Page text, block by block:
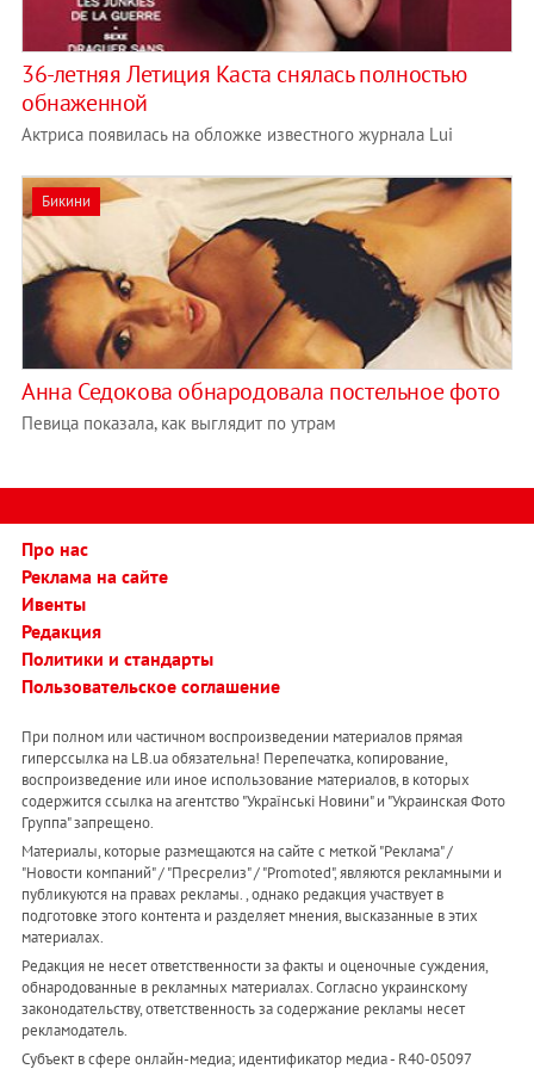
36-летняя Летиция Каста снялась полностью
обнаженной
Актриса появилась на обложке известного журнала Lui
Бикини
Анна Седокова обнародовала постельное фото
Певица показала, как выглядит по утрам
Про нас
Реклама на сайте
Ивенты
Редакция
Политики и стандарты
Пользовательское соглашение
При полном или частичном воспроизведении материалов прямая
гиперссылка на LB.ua обязательна! Перепечатка, копирование,
воспроизведение или иное использование материалов, в которых
содержится ссылка на агентство "Українськi Новини" и "Украинская Фото
Группа" запрещено.
Материалы, которые размещаются на сайте с меткой "Реклама" /
"Новости компаний" / "Пресрелиз" / "Promoted", являются рекламными и
публикуются на правах рекламы. , однако редакция участвует в
подготовке этого контента и разделяет мнения, высказанные в этих
материалах.
Редакция не несет ответственности за факты и оценочные суждения,
обнародованные в рекламных материалах. Согласно украинскому
законодательству, ответственность за содержание рекламы несет
рекламодатель.
Субъект в сфере онлайн-медиа; идентификатор медиа - R40-05097